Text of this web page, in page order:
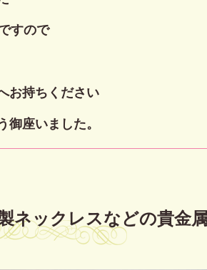
すので
お持ちください
御座いました。
ネックレスなどの貴金